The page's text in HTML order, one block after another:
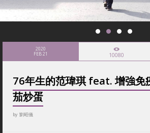
2020
FEB 21 10080
76年生的范瑋琪 feat. 增強免
茄炒蛋
by 劉昭儀